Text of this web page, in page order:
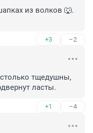
из волков 🐺.
+3 –2
тщедушны,
ласты.
+1 –4